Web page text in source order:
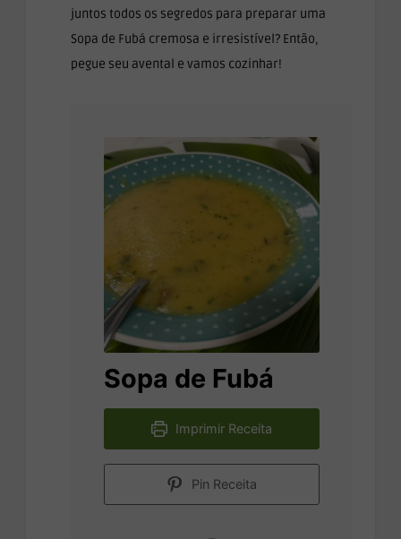
juntos todos os segredos para preparar uma
Sopa de Fubá cremosa e irresistível? Então,
pegue seu avental e vamos cozinhar!
Sopa de Fubá
Imprimir Receita
Pin Receita